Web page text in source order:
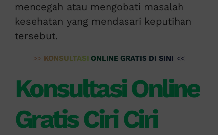
mencegah atau mengobati masalah
kesehatan yang mendasari keputihan
tersebut.
>> KONSULTASI ONLINE GRATIS DI SINI <<
Konsultasi Online
Gratis Ciri Ciri